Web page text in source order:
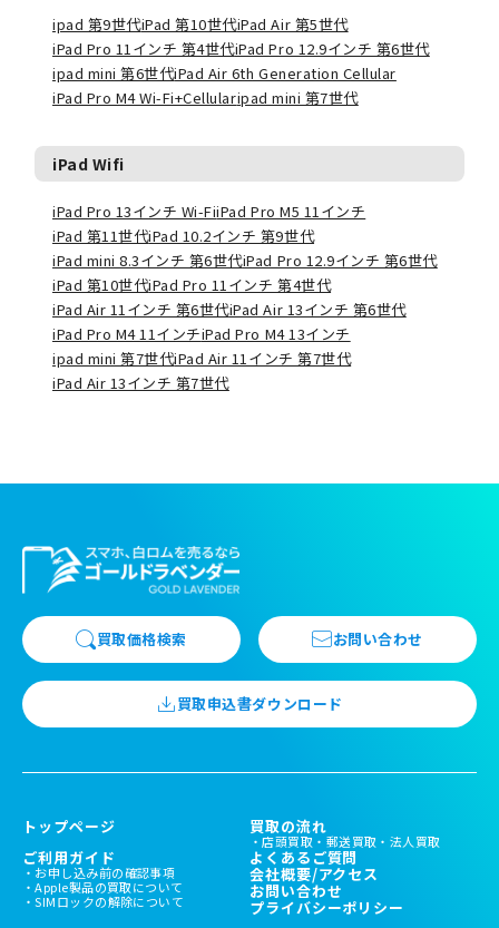
ipad 第9世代iPad 第10世代iPad Air 第5世代
iPad Pro 11インチ 第4世代iPad Pro 12.9インチ 第6世代
ipad mini 第6世代iPad Air 6th Generation Cellular
iPad Pro M4 Wi-Fi+Cellularipad mini 第7世代
iPad Wifi
iPad Pro 13インチ Wi-FiiPad Pro M5 11インチ
iPad 第11世代iPad 10.2インチ 第9世代
iPad mini 8.3インチ 第6世代iPad Pro 12.9インチ 第6世代
iPad 第10世代iPad Pro 11インチ 第4世代
iPad Air 11インチ 第6世代iPad Air 13インチ 第6世代
iPad Pro M4 11インチiPad Pro M4 13インチ
ipad mini 第7世代iPad Air 11インチ 第7世代
iPad Air 13インチ 第7世代
買取価格検索 お問い合わせ
買取申込書ダウンロード
トップページ 買取の流れ
店頭買取 郵送買取 法人買取
ご利用ガイド
お申し込み前の確認事項
Apple製品の買取について
SIMロックの解除について
よくあるご質問
会社概要/アクセス
お問い合わせ
プライバシーポリシー